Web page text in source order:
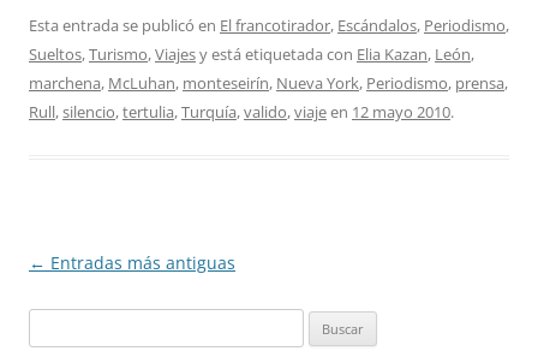
Esta entrada se publicó en El francotirador, Escándalos, Periodismo,
Sueltos,Turismo,Viajesy está etiquetada con Elia Kazan, León,
marchena, McLuhan, monteseirín, Nueva York, Periodismo, prensa,
Rull,silencio,tertulia,Turquía,valido,viajeen 12 mayo 2010.
Navegación
← Entradas más antiguas